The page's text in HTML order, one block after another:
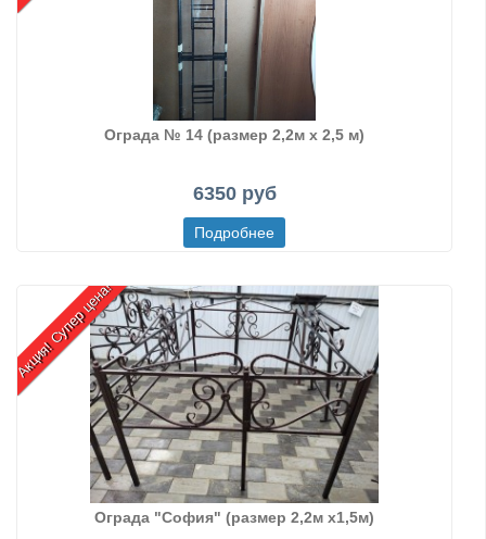
Ограда № 14 (размер 2,2м х 2,5 м)
6350 руб
Акция! Супер цена!
Ограда "София" (размер 2,2м х1,5м)